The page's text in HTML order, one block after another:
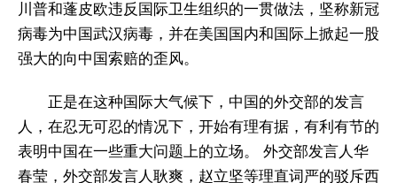
川普和蓬皮欧违反国际卫生组织的一贯做法，坚称新冠
病毒为中国武汉病毒，并在美国国内和国际上掀起一股
强大的向中国索赔的歪风。
正是在这种国际大气候下，中国的外交部的发言
人，在忍无可忍的情况下，开始有理有据，有利有节的
表明中国在一些重大问题上的立场。 外交部发言人华
春莹，外交部发言人耿爽，赵立坚等理直词严的驳斥西